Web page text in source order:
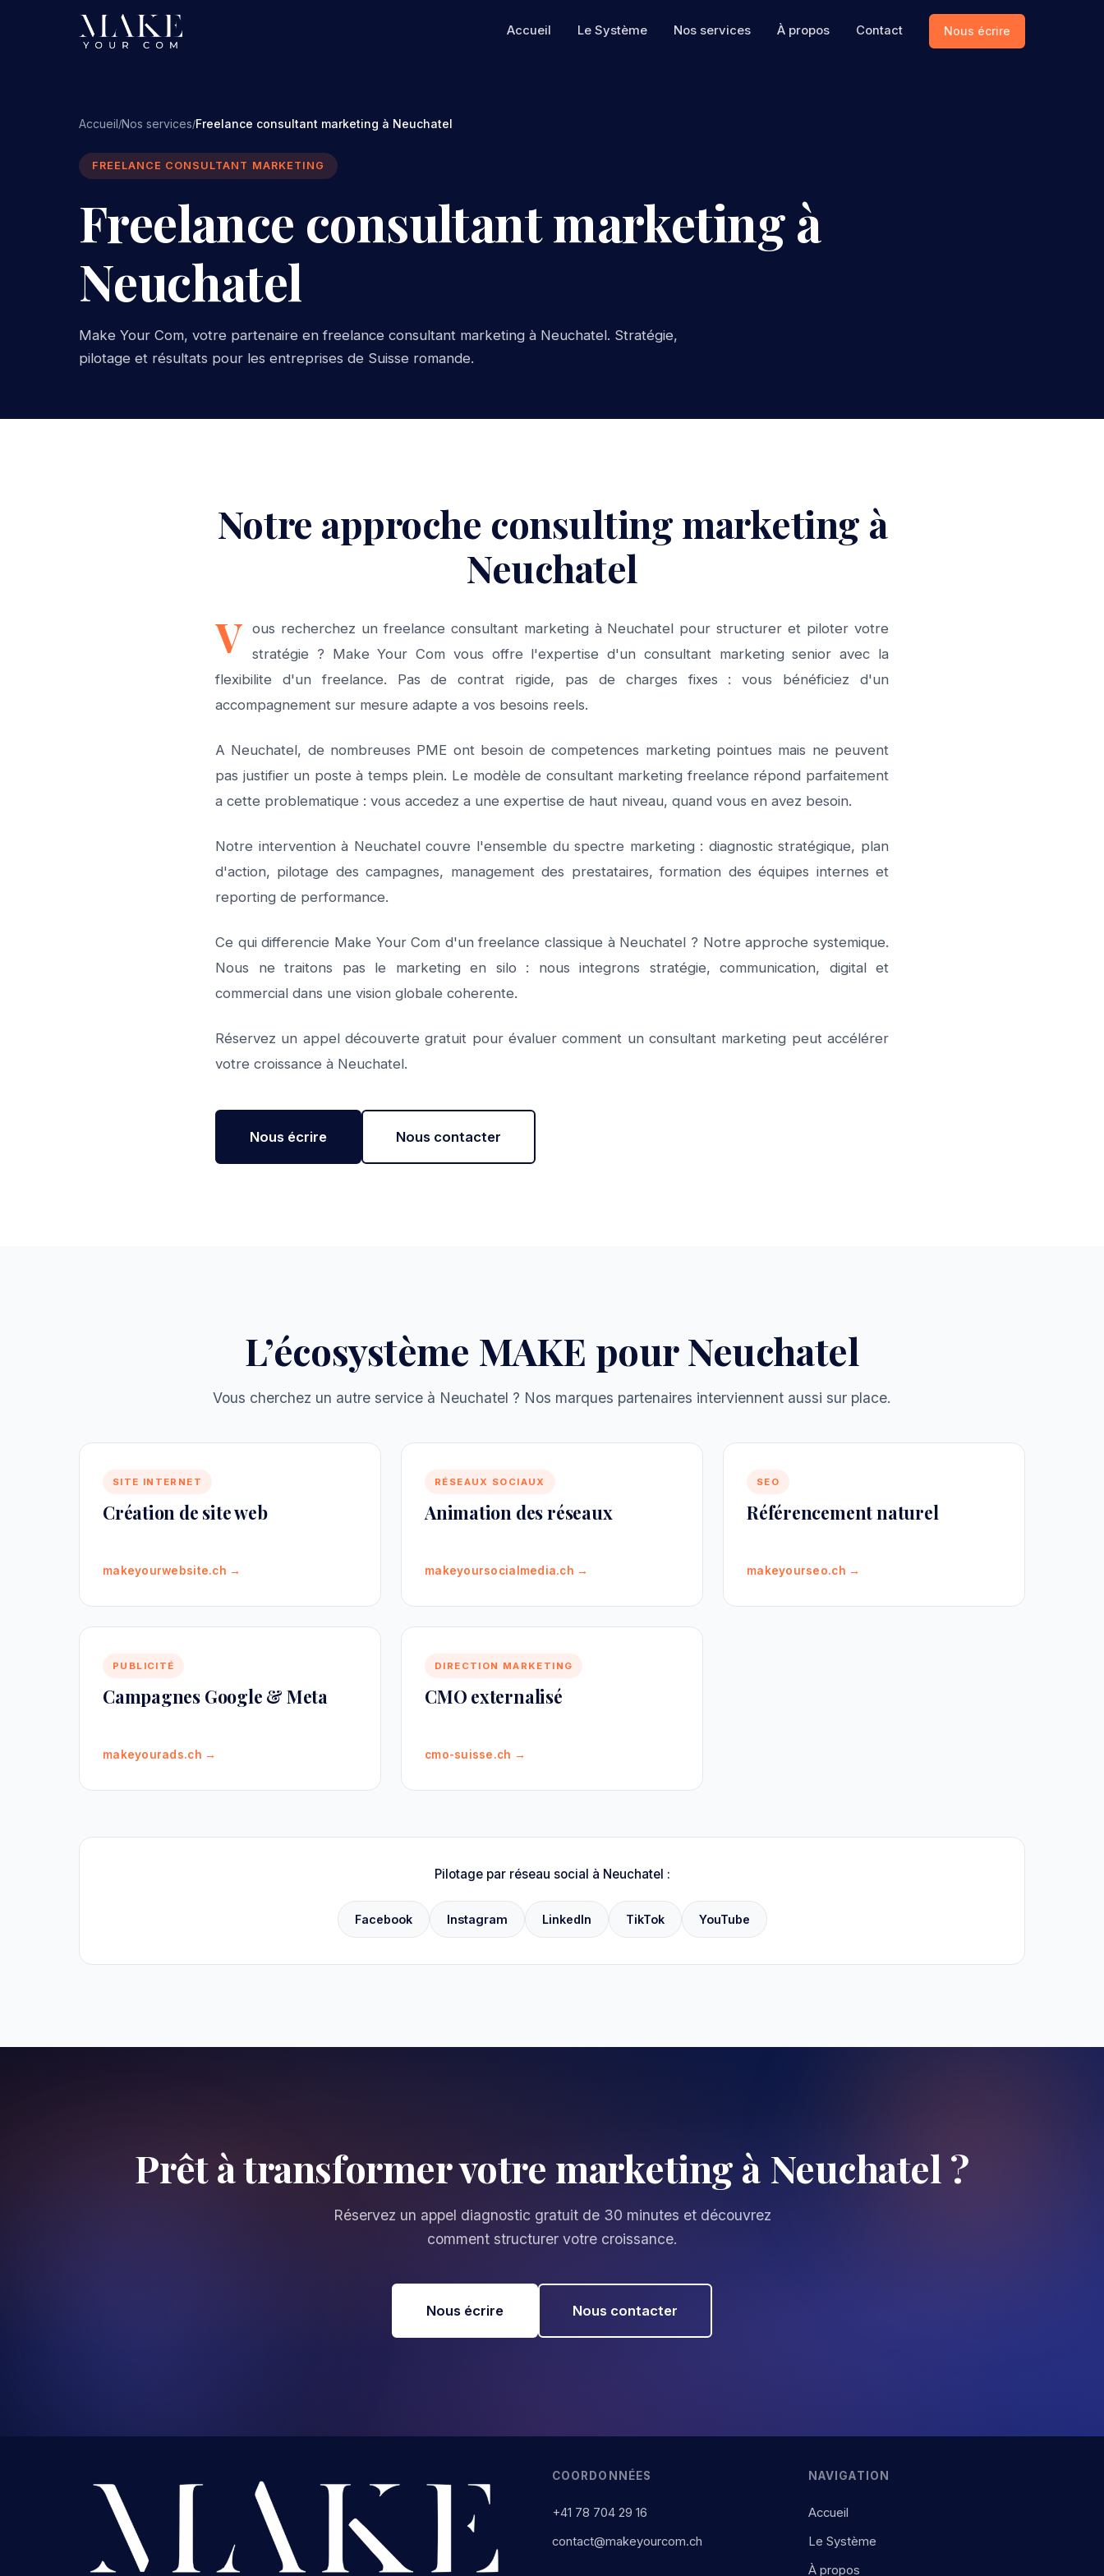
Accueil Le Système Nos services À propos Contact Nous écrire
Accueil/Nos services/Freelance consultant marketing à Neuchatel
FREELANCE CONSULTANT MARKETING
Freelance consultant marketing à
Neuchatel
Make Your Com, votre partenaire en freelance consultant marketing à Neuchatel. Stratégie,
pilotage et résultats pour les entreprises de Suisse romande.
Notre approche consulting marketing à
Neuchatel
V ous recherchez un freelance consultant marketing à Neuchatel pour structurer et piloter votre
stratégie ? Make Your Com vous offre l'expertise d'un consultant marketing senior avec la
flexibilite d'un freelance. Pas de contrat rigide, pas de charges fixes : vous bénéficiez d'un
accompagnement sur mesure adapte a vos besoins reels.
A Neuchatel, de nombreuses PME ont besoin de competences marketing pointues mais ne peuvent
pas justifier un poste à temps plein. Le modèle de consultant marketing freelance répond parfaitement
a cette problematique : vous accedez a une expertise de haut niveau, quand vous en avez besoin.
Notre intervention à Neuchatel couvre l'ensemble du spectre marketing : diagnostic stratégique, plan
d'action, pilotage des campagnes, management des prestataires, formation des équipes internes et
reporting de performance.
Ce qui differencie Make Your Com d'un freelance classique à Neuchatel ? Notre approche systemique.
Nous ne traitons pas le marketing en silo : nous integrons stratégie, communication, digital et
commercial dans une vision globale coherente.
Réservez un appel découverte gratuit pour évaluer comment un consultant marketing peut accélérer
votre croissance à Neuchatel.
Nous écrire Nous contacter
L’écosystème MAKE pour Neuchatel
Vous cherchez un autre service à Neuchatel ? Nos marques partenaires interviennent aussi sur place.
SITE INTERNET
Création de site web
makeyourwebsite.ch →
RÉSEAUX SOCIAUX
Animation des réseaux
makeyoursocialmedia.ch →
SEO
Référencement naturel
makeyourseo.ch →
PUBLICITÉ
Campagnes Google & Meta
makeyourads.ch →
DIRECTION MARKETING
CMO externalisé
cmo-suisse.ch →
Pilotage par réseau social à Neuchatel :
Facebook Instagram LinkedIn TikTok YouTube
Prêt à transformer votre marketing à Neuchatel ?
Réservez un appel diagnostic gratuit de 30 minutes et découvrez
comment structurer votre croissance.
Nous écrire Nous contacter
COORDONNÉES
+41 78 704 29 16
contact@makeyourcom.ch
NAVIGATION
Accueil
Le Système
À propos